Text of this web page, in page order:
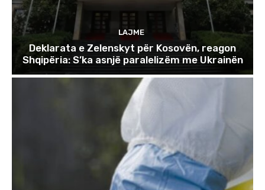
LAJME
Deklarata e Zelenskyt për Kosovën, reagon
Shqipëria: S’ka asnjë paralelizëm me Ukrainën